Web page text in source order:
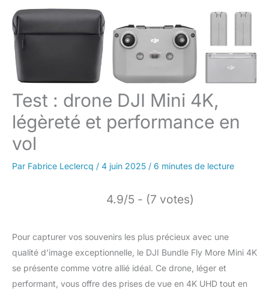
Test : drone DJI Mini 4K,
légèreté et performance en
vol
Par Fabrice Leclercq / 4 juin 2025 / 6 minutes de lecture
4.9/5 - (7 votes)
Pour capturer vos souvenirs les plus précieux avec une
qualité d’image exceptionnelle, le DJI Bundle Fly More Mini 4K
se présente comme votre allié idéal. Ce drone, léger et
performant, vous offre des prises de vue en 4K UHD tout en